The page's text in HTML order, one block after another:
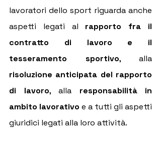
lavoratori dello sport riguarda anche
aspetti legati al rapporto fra il
contratto di lavoro e il
tesseramento sportivo
risoluzione anticipata del rapporto
di lavoro, alla responsabilità in
ambito lavorativo e a tutti gli aspetti
giuridici legati alla loro attività.